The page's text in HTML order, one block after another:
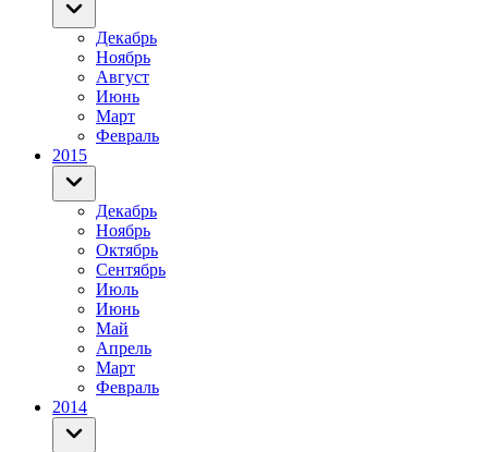
Декабрь
Ноябрь
Август
Июнь
Март
Февраль
2015
Декабрь
Ноябрь
Октябрь
Сентябрь
Июль
Июнь
Май
Апрель
Март
Февраль
2014